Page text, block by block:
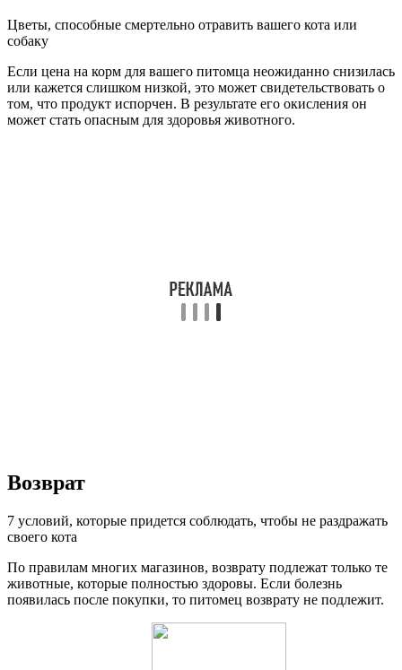
Цветы, способные смертельно отравить вашего кота или
собаку
Если цена на корм для вашего питомца неожиданно снизилась
или кажется слишком низкой, это может свидетельствовать о
том, что продукт испорчен. В результате его окисления он
может стать опасным для здоровья животного.
Возврат
7 условий, которые придется соблюдать, чтобы не раздражать
своего кота
По правилам многих магазинов, возврату подлежат только те
животные, которые полностью здоровы. Если болезнь
появилась после покупки, то питомец возврату не подлежит.